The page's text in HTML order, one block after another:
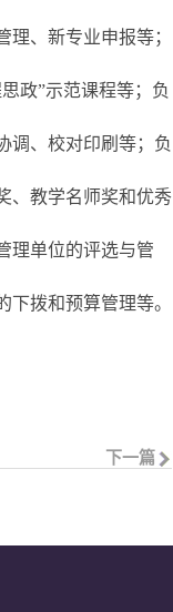
、新专业申报等；
政”示范课程等；负
调、校对印刷等；负
、教学名师奖和优秀
理单位的评选与管
拨和预算管理等。
下一篇